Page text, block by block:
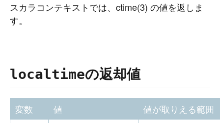
スカラコンテキストでは、ctime(3) の値を返しま
す。
localtimeの返却値
変数 値
値が取りえる範囲